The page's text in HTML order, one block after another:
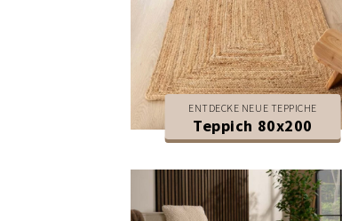
ENTDECKE NEUE TEPPICHE
Teppich 80x200